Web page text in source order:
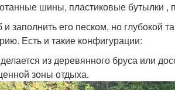
шины, пластиковые бутылки ,
его песком, но глубокой
Есть и такие конфигурации:
из деревянного бруса или
зоны отдыха.